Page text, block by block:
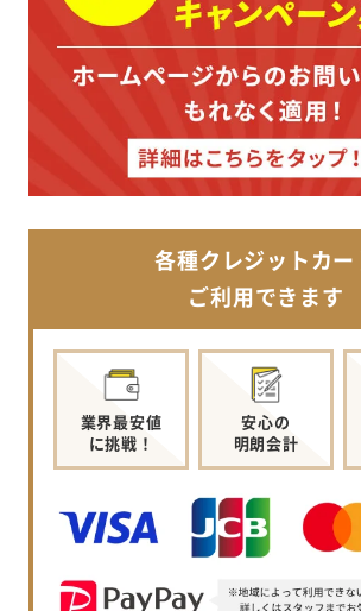
各種クレジットカー
ご利用できます
業界最安値
に挑戦！
安心の
明朗会計